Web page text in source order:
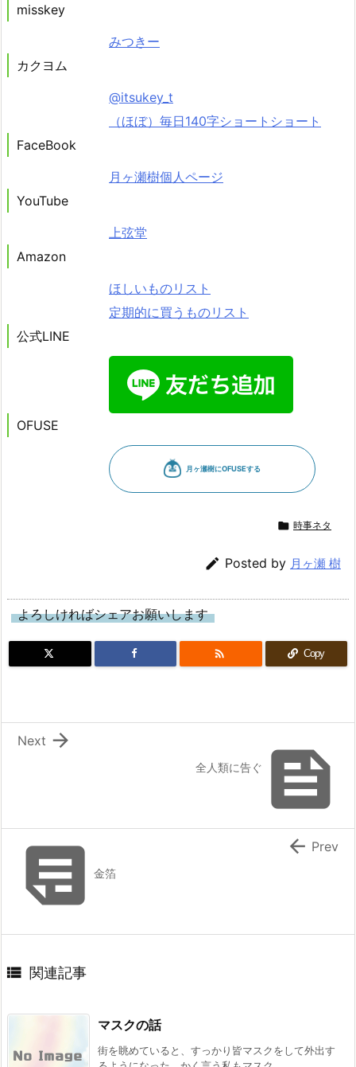
misskey
みつきー
カクヨム
@itsukey_t
（ほぼ）毎日140字ショートショート
FaceBook
月ヶ瀬樹個人ページ
YouTube
上弦堂
Amazon
ほしいものリスト
定期的に買うものリスト
公式LINE
OFUSE
 時事ネタ
 Posted by 月ヶ瀬 樹
よろしければシェアお願いします
 Copy

全人類に告ぐ

Next
金箔
 Prev
 関連記事
マスクの話
街を眺めていると、すっかり皆マスクをして外出す